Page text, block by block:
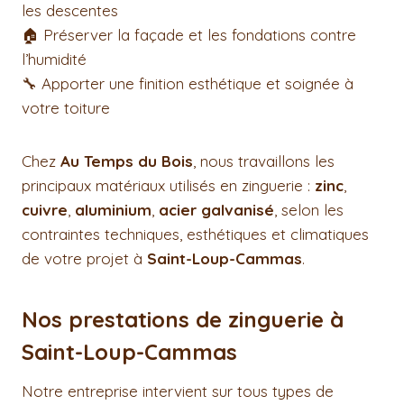
les descentes
🏠 Préserver la façade et les fondations contre
l’humidité
🔧 Apporter une finition esthétique et soignée à
votre toiture
Chez Au Temps du Bois, nous travaillons les
principaux matériaux utilisés en zinguerie : zinc,
cuivre, aluminium, acier galvanisé, selon les
contraintes techniques, esthétiques et climatiques
de votre projet à Saint-Loup-Cammas.
Nos prestations de zinguerie à
Saint-Loup-Cammas
Notre entreprise intervient sur tous types de